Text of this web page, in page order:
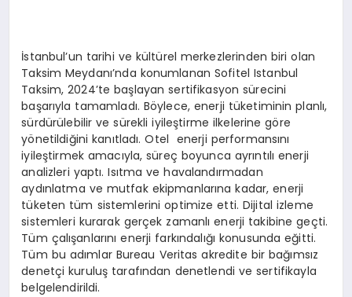
İstanbul’un tarihi ve kültürel merkezlerinden biri olan
Taksim Meydanı’nda konumlanan Sofitel Istanbul
Taksim, 2024’te başlayan sertifikasyon sürecini
başarıyla tamamladı. Böylece, enerji tüketiminin planlı,
sürdürülebilir ve sürekli iyileştirme ilkelerine göre
yönetildiğini kanıtladı. Otel enerji performansını
iyileştirmek amacıyla, süreç boyunca ayrıntılı enerji
analizleri yaptı. Isıtma ve havalandırmadan
aydınlatma ve mutfak ekipmanlarına kadar, enerji
tüketen tüm sistemlerini optimize etti. Dijital izleme
sistemleri kurarak gerçek zamanlı enerji takibine geçti.
Tüm çalışanlarını enerji farkındalığı konusunda eğitti.
Tüm bu adımlar Bureau Veritas akredite bir bağımsız
denetçi kuruluş tarafından denetlendi ve sertifikayla
belgelendirildi.